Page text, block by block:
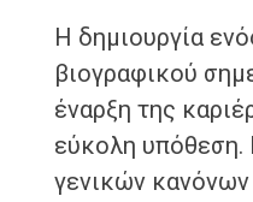
Η δημιουργία
βιογραφικού
έναρξη της
εύκολη
γενικών